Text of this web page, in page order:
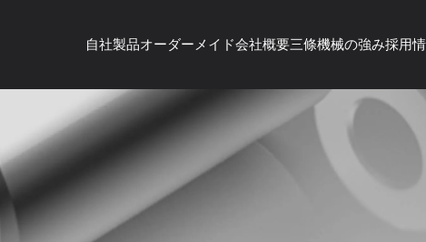
自社製品オーダーメイド会社概要三條機械の強み採用